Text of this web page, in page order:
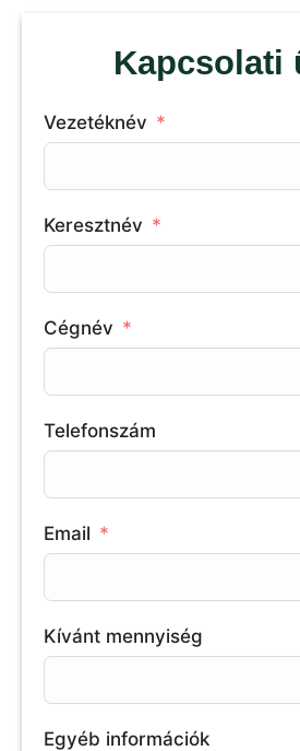
Kapcsolati
Vezetéknév
Keresztnév
Cégnév
Telefonszám
Email
Kívánt mennyiség
Egyéb információk